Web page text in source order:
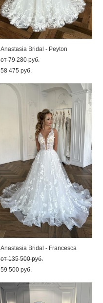
Anastasia Bridal - Peyton
от 79 280 pуб.
58 475 pуб.
Anastasia Bridal - Francesca
от 135 500 pуб.
59 500 pуб.